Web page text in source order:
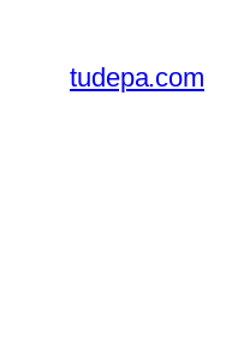
contenido
tudepa.com